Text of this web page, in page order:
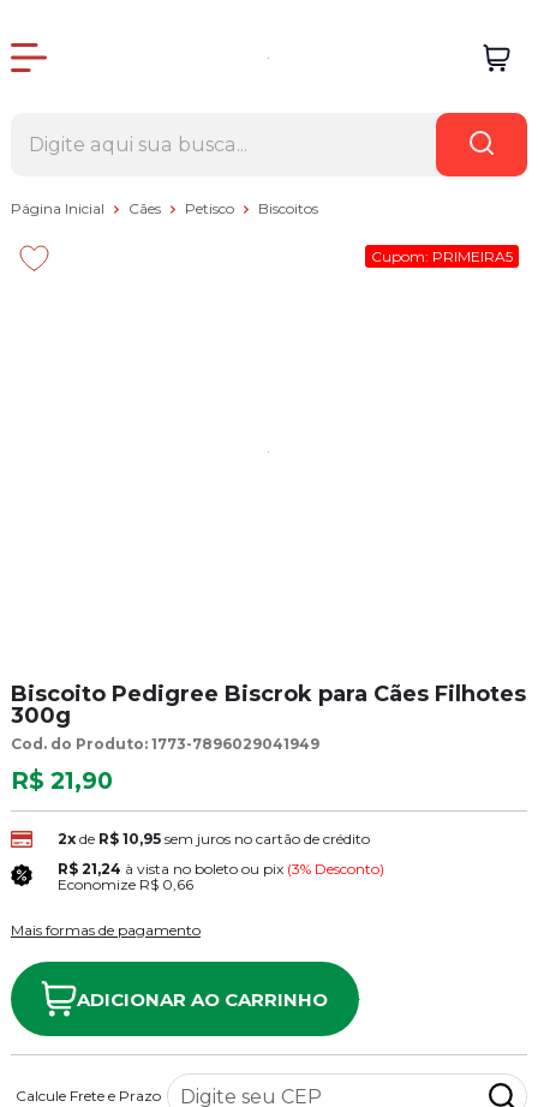
Página Inicial Cães Petisco Biscoitos
Cupom: PRIMEIRA5
Biscoito Pedigree Biscrok para Cães Filhotes
300g
Cod. do Produto: 1773-7896029041949
R$ 21,90
2xde R$ 10,95 sem juros no cartão de crédito
R$ 21,24 à vista no boleto ou pix (3% Desconto)
Economize R$ 0,66
Mais formas de pagamento
ADICIONAR AO CARRINHO
Calcule Frete e Prazo